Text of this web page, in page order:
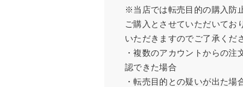
※当店では転売目的の購入防
ご購入とさせていただいてお
いただきますのでご了承くだ
・複数のアカウントからの
認できた場合
・転売目的との疑いが出た場